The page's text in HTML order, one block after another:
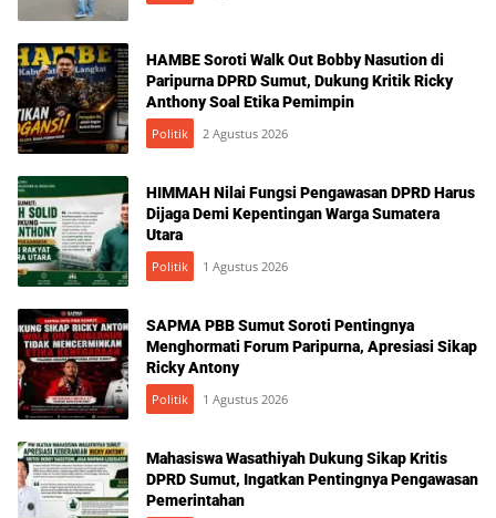
HAMBE Soroti Walk Out Bobby Nasution di
Paripurna DPRD Sumut, Dukung Kritik Ricky
Anthony Soal Etika Pemimpin
Politik 2 Agustus 2026
HIMMAH Nilai Fungsi Pengawasan DPRD Harus
Dijaga Demi Kepentingan Warga Sumatera
Utara
Politik 1 Agustus 2026
SAPMA PBB Sumut Soroti Pentingnya
Menghormati Forum Paripurna, Apresiasi Sikap
Ricky Antony
Politik 1 Agustus 2026
Mahasiswa Wasathiyah Dukung Sikap Kritis
DPRD Sumut, Ingatkan Pentingnya Pengawasan
Pemerintahan